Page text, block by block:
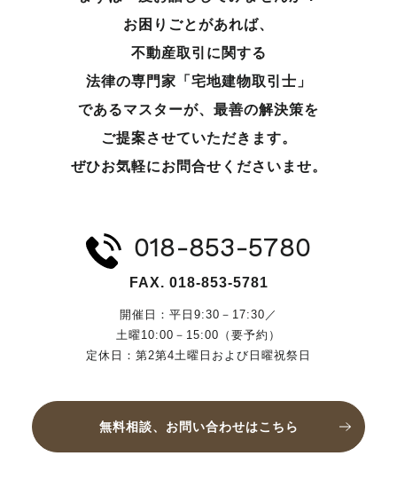
お困りごとがあれば、
不動産取引に関する
法律の専門家「宅地建物取引士」
であるマスターが、 最善の解決策を
ご提案させていただきます。
ぜひお気軽にお問合せくださいませ。
018-853-5780
FAX. 018-853-5781
開催日：平日9:30－17:30／
土曜10:00－15:00（要予約）
定休日：第2第4土曜日および日曜祝祭日
無料相談、お問い合わせはこちら